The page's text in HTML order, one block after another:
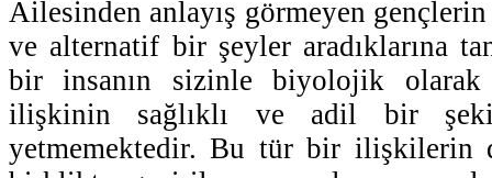
Ailesinden anlayış görmeyen gençlerin
ve alternatif bir şeyler aradıklarına
bir insanın sizinle biyolojik olarak
ilişkinin sağlıklı ve adil bir
yetmemektedir. Bu tür bir ilişkilerin